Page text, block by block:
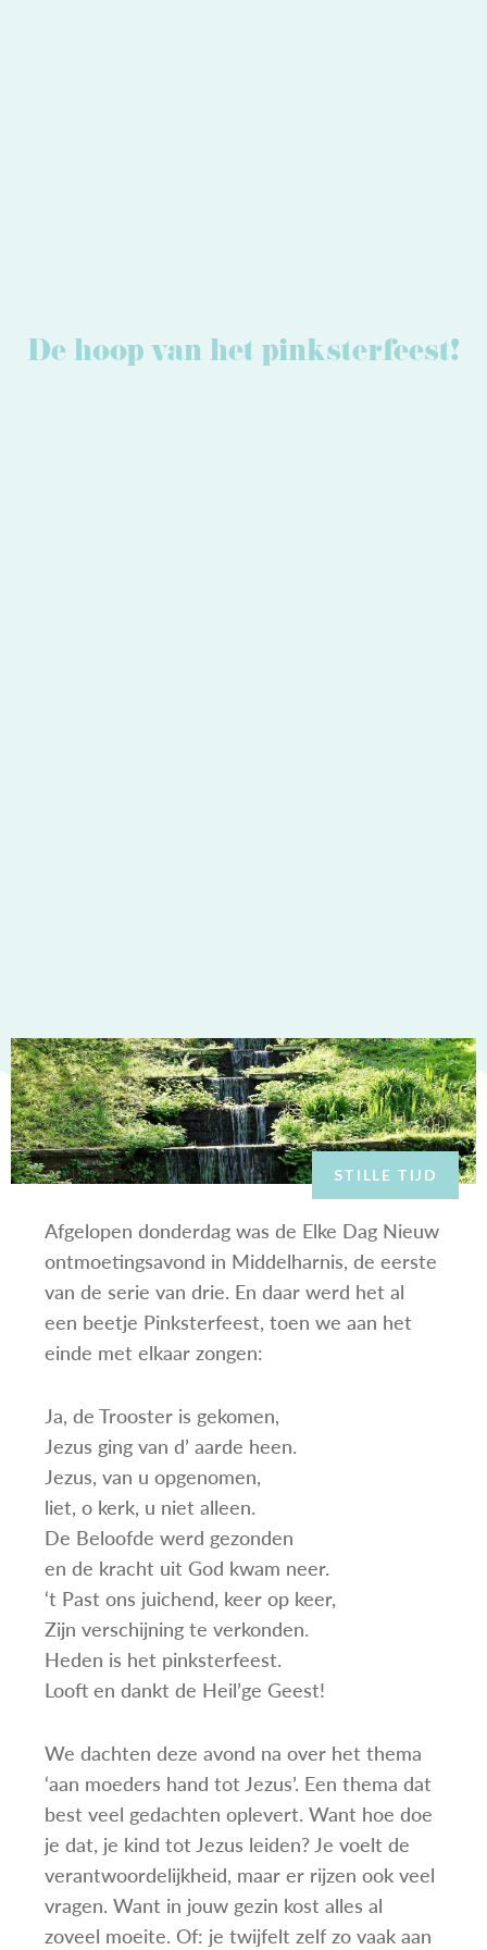
De hoop van het pinksterfeest!
STILLE TIJD
Afgelopen donderdag was de Elke Dag Nieuw
ontmoetingsavond in Middelharnis, de eerste
van de serie van drie. En daar werd het al
een beetje Pinksterfeest, toen we aan het
einde met elkaar zongen:
Ja, de Trooster is gekomen,
Jezus ging van d’ aarde heen.
Jezus, van u opgenomen,
liet, o kerk, u niet alleen.
De Beloofde werd gezonden
en de kracht uit God kwam neer.
‘t Past ons juichend, keer op keer,
Zijn verschijning te verkonden.
Heden is het pinksterfeest.
Looft en dankt de Heil’ge Geest!
We dachten deze avond na over het thema
‘aan moeders hand tot Jezus’. Een thema dat
best veel gedachten oplevert. Want hoe doe
je dat, je kind tot Jezus leiden? Je voelt de
verantwoordelijkheid, maar er rijzen ook veel
vragen. Want in jouw gezin kost alles al
zoveel moeite. Of: je twijfelt zelf zo vaak aan